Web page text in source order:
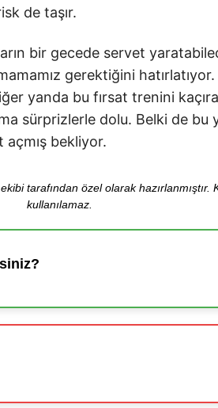
de taşır.
bir gecede servet
gerektiğini
yanda bu fırsat trenini
sürprizlerle dolu. Belki de bu
bekliyor.
tarafından özel olarak hazırlanmıştır.
kullanılamaz.